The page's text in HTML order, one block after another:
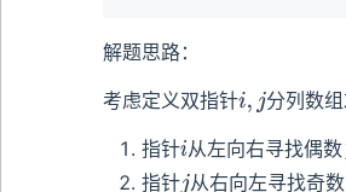
解题思路：
考虑定义双指针i,j
分列数
指针i从左向右寻找偶数
指针j 从右向左寻找奇数